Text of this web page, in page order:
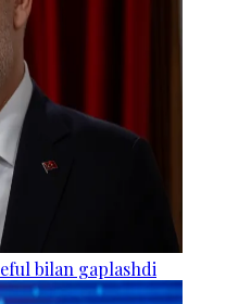
bilan gaplashdi